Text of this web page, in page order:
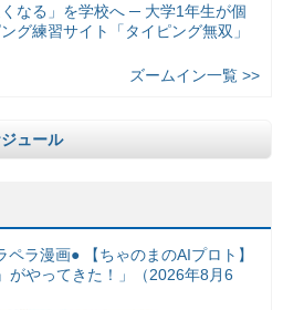
くなる」を学校へ ─ 大学1年生が個
グ練習サイト「タイピング無双」
ズームイン一覧 >>
ュール
ラ漫画● 【ちゃのまのAIプロト】
がやってきた！」（2026年8月6